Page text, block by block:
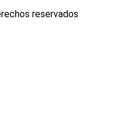
reservados